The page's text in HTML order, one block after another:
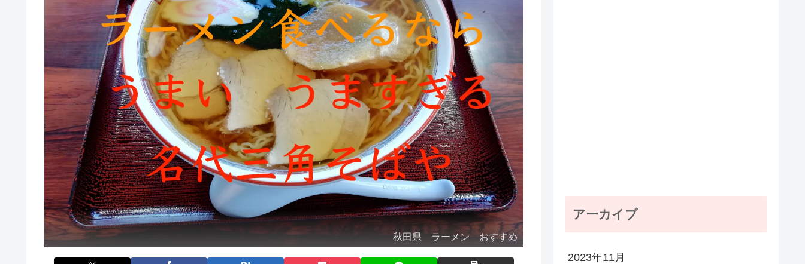
秋田県 ラーメン おすすめ
アーカイブ
2023年11月